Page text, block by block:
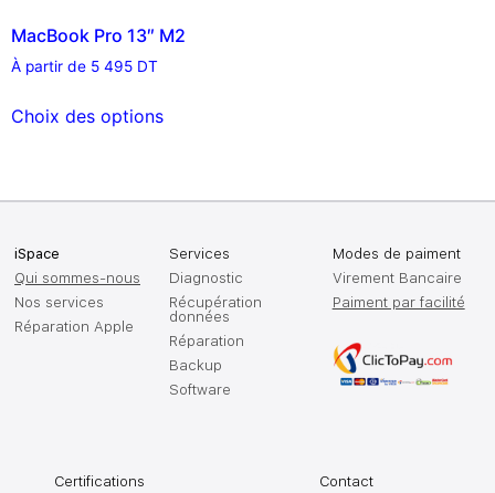
MacBook Pro 13″ M2
À partir de 5 495 DT
Choix des options
iSpace
Qui sommes-nous
Nos services
Réparation Apple
Services
Diagnostic
Récupération
données
Réparation
Backup
Software
Contact
Modes de paiment
Virement Bancaire
Paiment par facilité
Certifications